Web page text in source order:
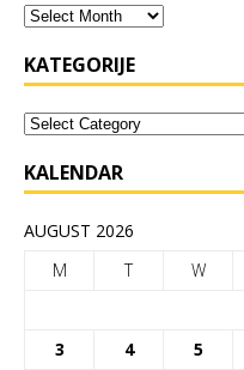
KATEGORIJE
KALENDAR
AUGUST 2026
M
T W
3
4 5